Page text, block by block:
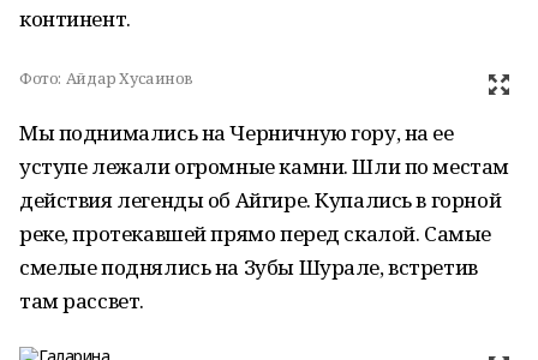
континент.
Фото: Айдар Хусаинов
Мы поднимались на Черничную гору, на ее
уступе лежали огромные камни. Шли по местам
действия легенды об Айгире. Купались в горной
реке, протекавшей прямо перед скалой. Самые
смелые поднялись на Зубы Шурале, встретив
там рассвет.